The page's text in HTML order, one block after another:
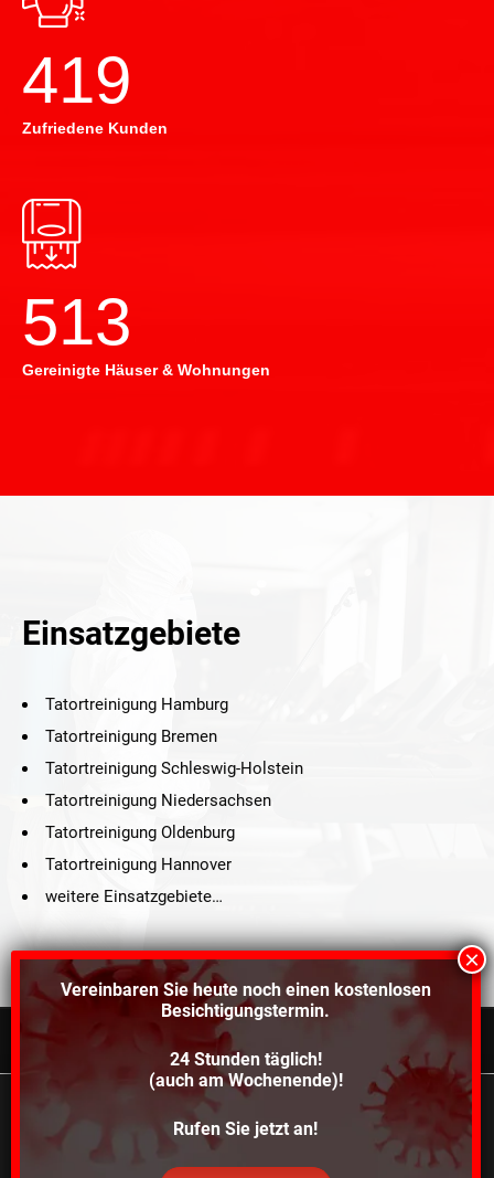
420
Zufriedene Kunden
514
Gereinigte Häuser & Wohnungen
Einsatzgebiete
Tatortreinigung Hamburg
Tatortreinigung Bremen
Tatortreinigung Schleswig-Holstein
Tatortreinigung Niedersachsen
Tatortreinigung Oldenburg
Tatortreinigung Hannover
weitere Einsatzgebiete…
©2021 Schröders Service Team Nord, All Rights Reserved.
Schroeder Service Team Nord
Kontakt Impressum Datenschutz
Vereinbaren Sie heute noch einen kostenlosen
Besichtigungstermin.
24 Stunden täglich!
(auch am Wochenende)!
Rufen Sie jetzt an!
Wir verwenden Cookies, um dir die bestmögliche
Erfahrung auf unserer Website zu bieten.
Einstellungenkannst du erfahren, welche Cookies